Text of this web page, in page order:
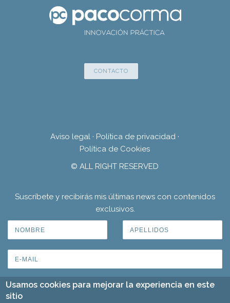
CONTACTO
Aviso legal · Política de privacidad ·
Política de Cookies
© ALL RIGHT RESERVED
Suscríbete y recibirás mis últimas news con contenidos
exclusivos.
Usamos cookies para mejorar la experiencia en este
sitio